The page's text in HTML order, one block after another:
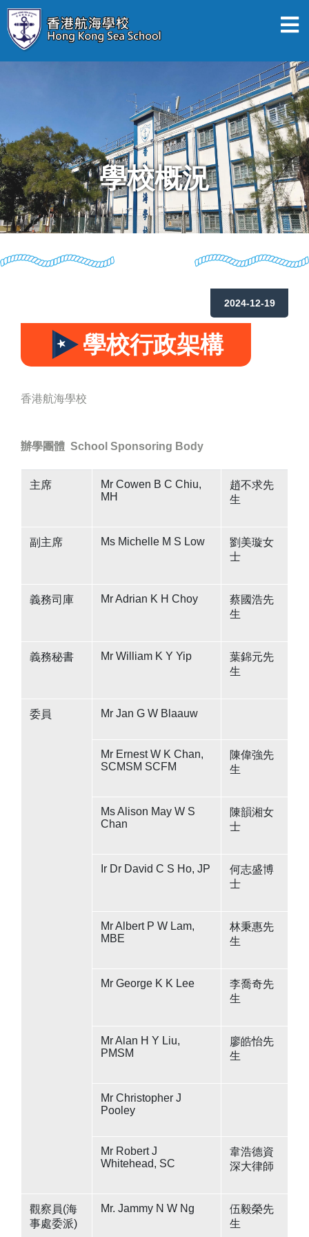
學校概況
2024-12-19
學校行政架構
香港航海學校
辦學團體 School Sponsoring Body
主席
Mr Cowen B C Chiu,
MH
趙不求先
生
副主席 Ms Michelle M S Low
劉美璇女
士
義務司庫 Mr Adrian K H Choy
蔡國浩先
生
義務秘書 Mr William K Y Yip
葉錦元先
生
委員 Mr Jan G W Blaauw
Mr Ernest W K Chan,
SCMSM SCFM
陳偉強先
生
Ms Alison May W S
Chan
陳韻湘女
士
Ir Dr David C S Ho, JP
何志盛博
士
Mr Albert P W Lam,
MBE
林秉惠先
生
Mr George K K Lee
李喬奇先
生
Mr Alan H Y Liu,
PMSM
廖皓怡先
生
Mr Christopher J
Pooley
Mr Robert J
Whitehead, SC
韋浩德資
深大律師
觀察員(海
事處委派)
Mr. Jammy N W Ng
伍毅榮先
生